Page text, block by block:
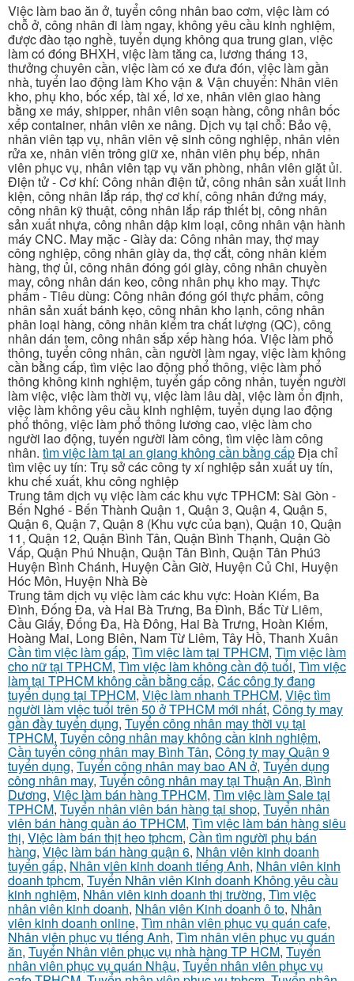
Việc làm bao ăn ở, tuyển công nhân bao cơm, việc làm có
chỗ ở, công nhân đi làm ngay, không yêu cầu kinh nghiệm,
được đào tạo nghề, tuyển dụng không qua trung gian, việc
làm có đóng BHXH, việc làm tăng ca, lương tháng 13,
thưởng chuyên cần, việc làm có xe đưa đón, việc làm gần
nhà, tuyển lao động làm Kho vận & Vận chuyển: Nhân viên
kho, phụ kho, bốc xếp, tài xế, lơ xe, nhân viên giao hàng
bằng xe máy, shipper, nhân viên soạn hàng, công nhân bốc
xếp container, nhân viên xe nâng. Dịch vụ tại chỗ: Bảo vệ,
nhân viên tạp vụ, nhân viên vệ sinh công nghiệp, nhân viên
rửa xe, nhân viên trông giữ xe, nhân viên phụ bếp, nhân
viên phục vụ, nhân viên tạp vụ văn phòng, nhân viên giặt ủi.
Điện tử - Cơ khí: Công nhân điện tử, công nhân sản xuất linh
kiện, công nhân lắp ráp, thợ cơ khí, công nhân đứng máy,
công nhân kỹ thuật, công nhân lắp ráp thiết bị, công nhân
sản xuất nhựa, công nhân dập kim loại, công nhân vận hành
máy CNC. May mặc - Giày da: Công nhân may, thợ may
công nghiệp, công nhân giày da, thợ cắt, công nhân kiểm
hàng, thợ ủi, công nhân đóng gói giày, công nhân chuyền
may, công nhân dán keo, công nhân phụ kho may. Thực
phẩm - Tiêu dùng: Công nhân đóng gói thực phẩm, công
nhân sản xuất bánh kẹo, công nhân kho lạnh, công nhân
phân loại hàng, công nhân kiểm tra chất lượng (QC), công
nhân dán tem, công nhân sắp xếp hàng hóa. Việc làm phổ
thông, tuyển công nhân, cần người làm ngay, việc làm không
cần bằng cấp, tìm việc lao động phổ thông, việc làm phổ
thông không kinh nghiệm, tuyển gấp công nhân, tuyển người
làm việc, việc làm thời vụ, việc làm lâu dài, việc làm ổn định,
việc làm không yêu cầu kinh nghiệm, tuyển dụng lao động
phổ thông, việc làm phổ thông lương cao, việc làm cho
người lao động, tuyển người làm công, tìm việc làm công
nhân. tìm việc làm tại an giang không cần bằng cấpĐịa chỉ
tìm việc uy tín: Trụ sở các công ty xí nghiệp sản xuất uy tín,
khu chế xuất, khu công nghiệp
Trung tâm dịch vụ việc làm các khu vực TPHCM: Sài Gòn -
Bến Nghé - Bến Thành Quận 1, Quận 3, Quận 4, Quận 5,
Quận 6, Quận 7, Quận 8 (Khu vực của bạn), Quận 10, Quận
11, Quận 12, Quận Bình Tân, Quận Bình Thạnh, Quận Gò
Vấp, Quận Phú Nhuận, Quận Tân Bình, Quận Tân Phú3
Huyện Bình Chánh, Huyện Cần Giờ, Huyện Củ Chi, Huyện
Hóc Môn, Huyện Nhà Bè
Trung tâm dịch vụ việc làm các khu vực: Hoàn Kiếm, Ba
Đình, Đống Đa, và Hai Bà Trưng, Ba Đình, Bắc Từ Liêm,
Cầu Giấy, Đống Đa, Hà Đông, Hai Bà Trưng, Hoàn Kiếm,
Hoàng Mai, Long Biên, Nam Từ Liêm, Tây Hồ, Thanh Xuân
Cần tìm việc làm gấp, Tìm việc làm tại TPHCM, Tìm việc làm
cho nữ tại TPHCM, Tìm việc làm không cần độ tuổi, Tìm việc
làm tại TPHCM không cần bằng cấp, Các công ty đang
tuyển dụng tại TPHCM, Việc làm nhanh TPHCM, Việc tìm
người làm việc tuổi trên 50 ở TPHCM mới nhất, Công ty may
gần đầy tuyển dụng, Tuyển công nhân may thời vụ tại
TPHCM, Tuyển công nhân may không cần kinh nghiệm,
Cần tuyển công nhân may Bình Tân, Công ty may Quận 9
tuyển dụng, Tuyển công nhân may bao AN ở, Tuyển dụng
công nhân may, Tuyển công nhân may tại Thuận An, Bình
Dương, Việc làm bán hàng TPHCM, Tìm việc làm Sale tại
TPHCM, Tuyển nhân viên bán hàng tại shop, Tuyển nhân
viên bán hàng quần áo TPHCM, Tìm việc làm bán hàng siêu
thị, Việc làm bán thịt heo tphcm, Cần tìm người phụ bán
hàng, Việc làm bán hàng quận 6, Nhân viên kinh doanh
tuyển gấp, Nhân viên kinh doanh tiếng Anh, Nhân viên kinh
doanh tphcm, Tuyển Nhân viên Kinh doanh Không yêu cầu
kinh nghiệm, Nhân viên kinh doanh thị trường, Tìm việc
nhân viên kinh doanh, Nhân viên Kinh doanh ô to, Nhân
viên kinh doanh online, Tìm nhân viên phục vụ quán cafe,
Nhân viên phục vụ tiếng Anh, Tìm nhân viên phục vụ quán
ăn, Tuyển Nhân viên phục vụ nhà hàng TP HCM, Tuyển
nhân viên phục vụ quán Nhậu, Tuyển nhân viên phục vụ